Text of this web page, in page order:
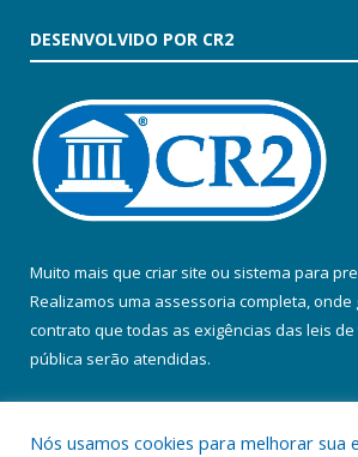
DESENVOLVIDO POR CR2
Muito mais que criar site ou sistema para
Realizamos uma assessoria completa, onde
contrato que todas as exigências das leis
pública serão atendidas.
Nós usamos cookies para melhorar sua